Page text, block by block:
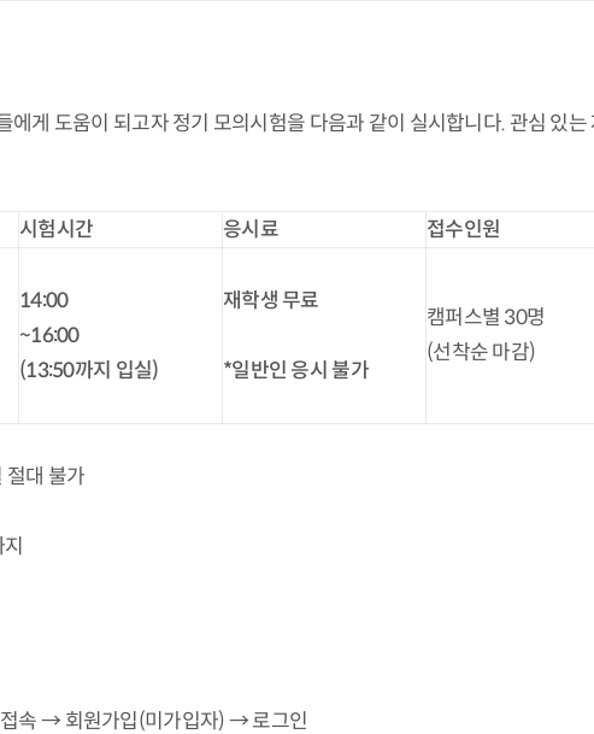
게 도움이 되고자 정기 모의시험을 다음과 같이 실시합니다. 관심 있
시험시간 응시료 접수인원
14:00
~16:00
(13:50까지 입실)
재학생 무료
*일반인 응시 불가
캠퍼스별 30명
(선착순 마감)
절대 불가
속 → 회원가입(미가입자) → 로그인